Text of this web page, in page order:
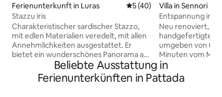
Ferienunterkunft in Luras Durchschnittliche
5 (40)
Stazzu iris
Charakteristischer sardischer Stazzo,
mit edlen Materialien veredelt, mit allen
Annehmlichkeiten ausgestattet. Er
bietet ein wunderschönes Panorama auf
den Lago del Liscia, eine große
Grünfläche, um erholsame Tage zu
verbringen. Ideal für diejenigen, die
Villa in Sennori
Entspannung in
Olivenbäumen,
Whirlpool
Neu renoviert,
handgefertigten
umgeben von
Minuten vom
bietet modernen
einzigartigen
für einen erholsamen
Beliebte Ausstattung in
Ferienunterkünften in Pattada